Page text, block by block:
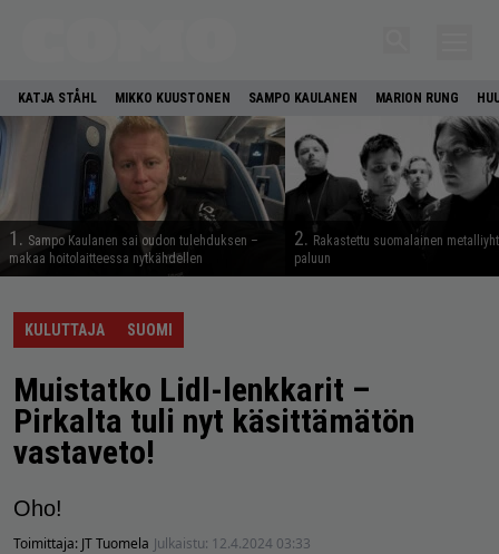
KATJA STÅHL MIKKO KUUSTONEN SAMPO KAULANEN MARION RUNG
1. Sampo Kaulanen sai oudon tulehduksen –
makaa hoitolaitteessa nytkähdellen
2. Rakastettu suomalainen
paluun
KULUTTAJA SUOMI
Muistatko Lidl-lenkkarit –
Pirkalta tuli nyt käsittämätön
vastaveto!
Oho!
Toimittaja: JT Tuomela Julkaistu: 12.4.2024 03:33